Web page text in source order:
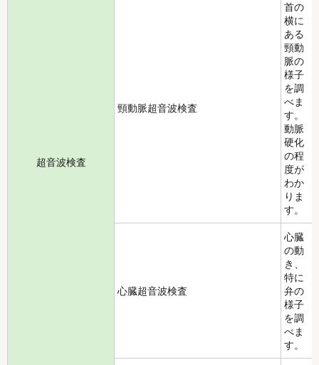
超音波検査
頸動脈超音波検査
首の
横に
ある
頸動
脈の
様子
を調
べま
す。
動脈
硬化
の程
度が
わか
りま
す。
心臓超音波検査
心臓
の動
き、
特に
弁の
様子
を調
べま
す。